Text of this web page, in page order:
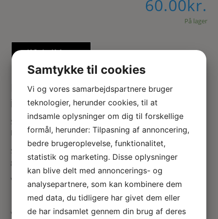
60.00kr.
På lager
Tilføj til kurv
Miniature bestik med de fineste detaljer
i “sølv”
Super fint bestik til borddækningen i den fine spisestue –
bestik til 4 personer
Sødt “sølvtøj” som passer godt sammen med det fine klare
glas som jeg også har i shoppen.
Vælg også mellem “kobber” eller “guld”
Vær den første til at anmelde “Bestik i “sølv” med
Samtykke til cookies
Vi og vores samarbejdspartnere bruger
teknologier, herunder cookies, til at
indsamle oplysninger om dig til forskellige
formål, herunder: Tilpasning af annoncering,
bedre brugeroplevelse, funktionalitet,
statistik og marketing. Disse oplysninger
kan blive delt med annoncerings- og
analysepartnere, som kan kombinere dem
med data, du tidligere har givet dem eller
de har indsamlet gennem din brug af deres